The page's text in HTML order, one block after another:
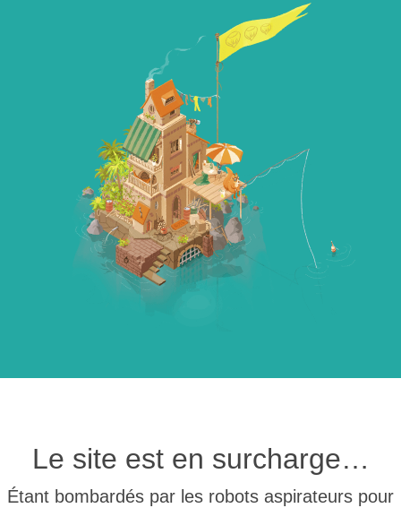
Le site est en surcharge…
Étant bombardés par les robots aspirateurs pour